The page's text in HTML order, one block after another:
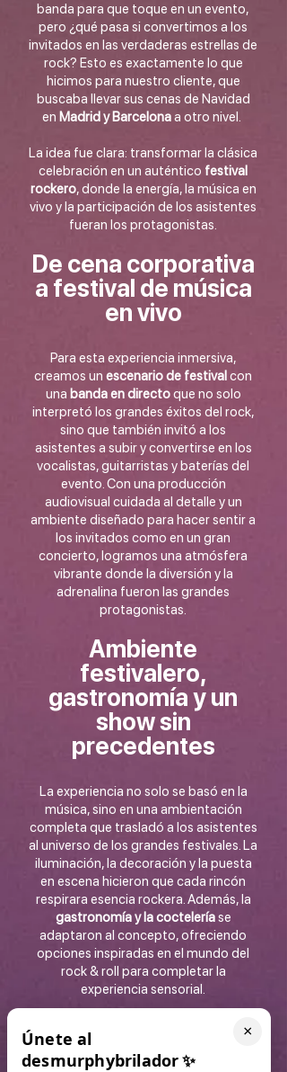
×
Únete al
desmurphybrilador✨
banda para que toque en un evento,
pero ¿qué pasa si convertimos a los
invitados en las verdaderas estrellas de
rock? Esto es exactamente lo que
hicimos para nuestro cliente, que
buscaba llevar sus cenas de Navidad
en Madrid y Barcelonaa otro nivel.
La idea fue clara: transformar la clásica
celebración en un auténtico festival
rockero, donde la energía, la música en
vivo y la participación de los asistentes
fueran los protagonistas.
De cena corporativa
a festival de música
en vivo
Para esta experiencia inmersiva,
creamos un escenario de festivalcon
una banda en directoque no solo
interpretó los grandes éxitos del rock,
sino que también invitó a los
asistentes a subir y convertirse en los
vocalistas, guitarristas y baterías del
evento. Con una producción
audiovisual cuidada al detalle y un
ambiente diseñado para hacer sentir a
los invitados como en un gran
concierto, logramos una atmósfera
vibrante donde la diversión y la
adrenalina fueron las grandes
protagonistas.
Ambiente
festivalero,
gastronomía y un
show sin
precedentes
La experiencia no solo se basó en la
música, sino en una ambientación
completa que trasladó a los asistentes
al universo de los grandes festivales. La
iluminación, la decoración y la puesta
en escena hicieron que cada rincón
respirara esencia rockera. Además, la
gastronomía y la cocteleríase
adaptaron al concepto, ofreciendo
opciones inspiradas en el mundo del
rock & roll para completar la
experiencia sensorial.
Cifras de una noche
épica